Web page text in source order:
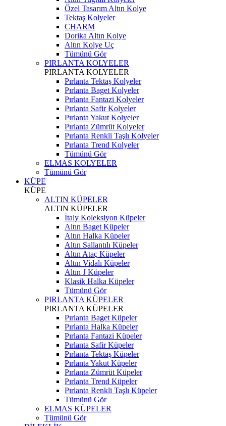
Özel Tasarım Altın Kolye
Tektaş Kolyeler
CHARM
Dorika Altın Kolye
Altın Kolye Uç
Tümünü Gör
PIRLANTA KOLYELER
PIRLANTA KOLYELER
Pırlanta Tektaş Kolyeler
Pırlanta Baget Kolyeler
Pırlanta Fantazi Kolyeler
Pırlanta Safir Kolyeler
Pırlanta Yakut Kolyeler
Pırlanta Zümrüt Kolyeler
Pırlanta Renkli Taşlı Kolyeler
Pırlanta Trend Kolyeler
Tümünü Gör
ELMAS KOLYELER
Tümünü Gör
KÜPE
KÜPE
ALTIN KÜPELER
ALTIN KÜPELER
İtaly Koleksiyon Küpeler
Altın Baget Küpeler
Altın Halka Küpeler
Altın Sallantılı Küpeler
Altın Ataç Küpeler
Altın Vidalı Küpeler
Altın J Küpeler
Klasik Halka Küpeler
Tümünü Gör
PIRLANTA KÜPELER
PIRLANTA KÜPELER
Pırlanta Baget Küpeler
Pırlanta Halka Küpeler
Pırlanta Fantazi Küpeler
Pırlanta Safir Küpeler
Pırlanta Tektaş Küpeler
Pırlanta Yakut Küpeler
Pırlanta Zümrüt Küpeler
Pırlanta Trend Küpeler
Pırlanta Renkli Taşlı Küpeler
Tümünü Gör
ELMAS KÜPELER
Tümünü Gör